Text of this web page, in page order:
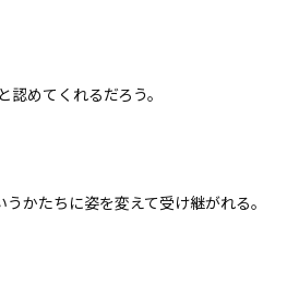
めてくれるだろう。
かたちに姿を変えて受け継がれる。